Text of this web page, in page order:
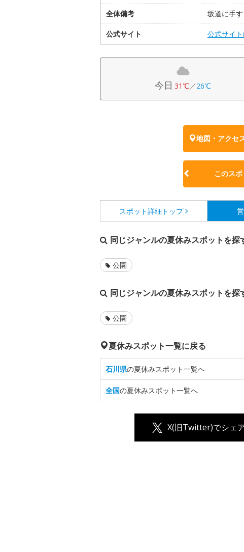
全体備考 坂道に手
公式サイト 公式サイ
今日 31℃／26℃
地図・アクセ
このス
スポット詳細 トップ
同じジャンルの夏休みスポットを探
公園
同じジャンルの夏休みスポットを探
公園
夏休みスポット一覧に戻る
石川県の夏休みスポット一覧へ
全国の夏休みスポット一覧へ
X(旧Twitter)でシェ